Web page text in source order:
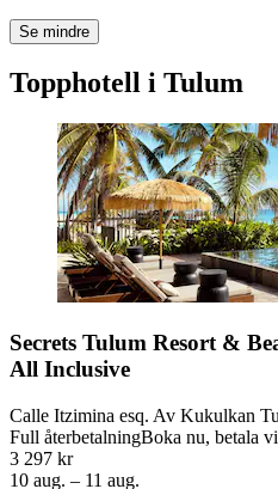
Se mindre
Topphotell i Tulum
Secrets Tulum Resort &
All Inclusive
Calle Itzimina esq. Av Kukulkan
Full återbetalningBoka nu, betala
3 297 kr
10 aug. – 11 aug.